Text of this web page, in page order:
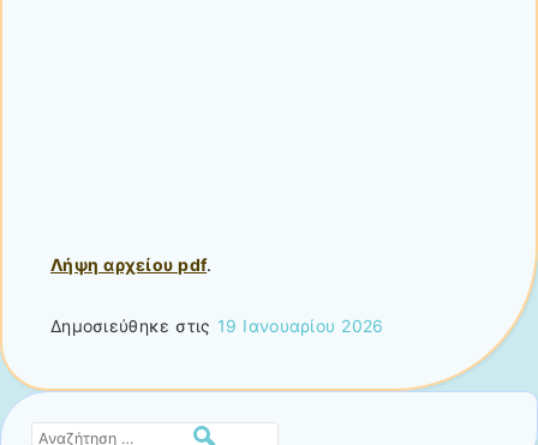
Λήψη αρχείου pdf.
Δημοσιεύθηκε στις 19 Ιανουαρίου 2026
Αναζήτηση